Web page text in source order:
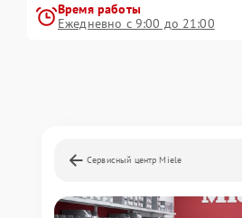
Время работы
Ежедневно с 9:00 до 21:00
Сервисный центр Miele